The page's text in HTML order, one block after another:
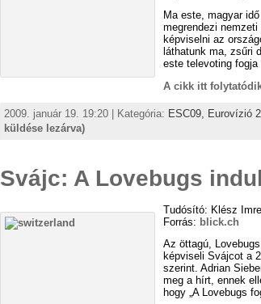
Ma este, magyar
megrendezi
képviselni az
láthatunk ma, zsűri
este televoting
A cikk itt
2009. január 19. 19:20 | Kategória: ESC09, Eurovízió
küldése lezárva)
Svájc: A Lovebugs
Tudósító: Klész Imre
Forrás: blick.ch
Az öttagú,
képviseli Svájcot a
szerint. Adrian
meg a hírt, ennek
hogy „A Lovebugs